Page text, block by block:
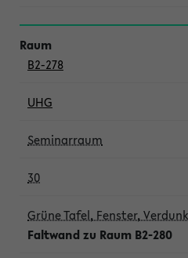
B2-278
UHG
Seminarraum
30
Grüne Tafel, Fenster,
Faltwand zu Raum B2-280